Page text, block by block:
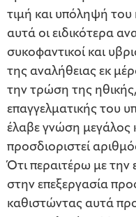
τιμή και υπόληψή
αυτά οι ειδικότερα
συκοφαντικοί και
της αναλήθειας εκ
την τρώση της
επαγγελματικής του
έλαβε γνώση μεγάλος
προσδιοριστεί
Ότι περαιτέρω με την
στην επεξεργασία
καθιστώντας αυτά